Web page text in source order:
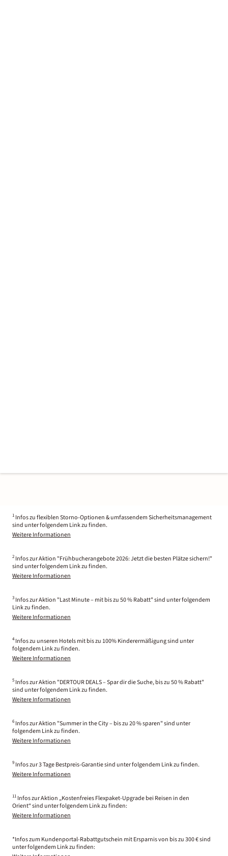
1 Infos zu flexiblen Storno-Optionen & umfassendem Sicherheitsmanagement
sind unter folgendem Link zu finden.
Weitere Informationen
2 Infos zur Aktion "Frühbucherangebote 2026: Jetzt die besten Plätze sichern!"
sind unter folgendem Link zu finden.
Weitere Informationen
3 Infos zur Aktion "Last Minute – mit bis zu 50 % Rabatt" sind unter folgendem
Link zu finden.
Weitere Informationen
4 Infos zu unseren Hotels mit bis zu 100% Kinderermäßigung sind unter
folgendem Link zu finden.
Weitere Informationen
5 Infos zur Aktion "DERTOUR DEALS – Spar dir die Suche, bis zu 50 % Rabatt"
sind unter folgendem Link zu finden.
Weitere Informationen
6 Infos zur Aktion "Summer in the City – bis zu 20 % sparen" sind unter
folgendem Link zu finden.
Weitere Informationen
9 Infos zur 3 Tage Bestpreis-Garantie sind unter folgendem Link zu finden.
Weitere Informationen
11 Infos zur Aktion „Kostenfreies Flexpaket-Upgrade bei Reisen in den
Orient“ sind unter folgendem Link zu finden:
Weitere Informationen
*Infos zum Kundenportal-Rabattgutschein mit Ersparnis von bis zu 300 € sind
unter folgendem Link zu finden: